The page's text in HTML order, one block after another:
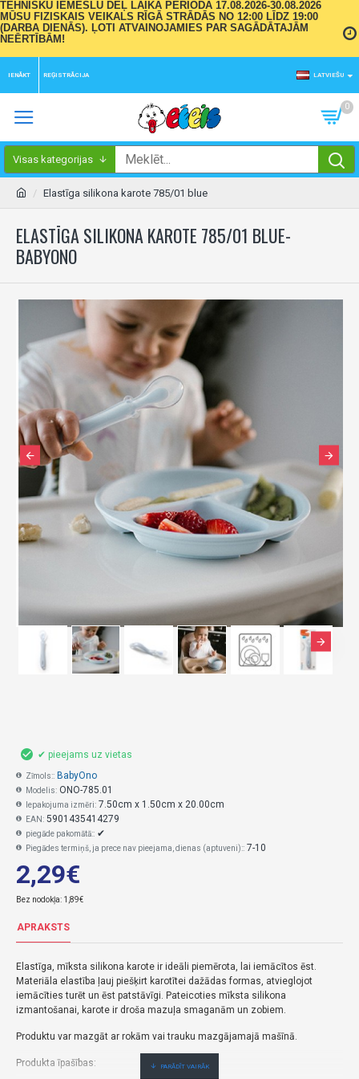
TEHNISKU IEMESLU DĒĻ LAIKA PERIODĀ 17.08.2026-30.08.2026
MŪSU FIZISKAIS VEIKALS RĪGĀ STRĀDĀS NO 12:00 LĪDZ 19:00
(DARBA DIENĀS). ĻOTI ATVAINOJAMIES PAR SAGĀDĀTAJĀM
NEĒRTĪBĀM!
IENĀKT REĢISTRĀCIJA LATVIEŠU
0
Visas kategorijas
Elastīga silikona karote 785/01 blue
ELASTĪGA SILIKONA KAROTE 785/01 BLUE-
BABYONO
2,29€
Bez nodokļa: 1,89€
✔ pieejams uz vietas
Zīmols:: BabyOno
Modelis: ONO-785.01
Iepakojuma izmēri: 7.50cm x 1.50cm x 20.00cm
EAN: 5901435414279
piegāde pakomātā:: ✔
Piegādes termiņš, ja prece nav pieejama, dienas (aptuveni):: 7-10
APRAKSTS
Elastīga, mīksta silikona karote ir ideāli piemērota, lai iemācītos ēst.
Materiāla elastība ļauj piešķirt karotītei dažādas formas, atvieglojot
iemācīties turēt un ēst patstāvīgi. Pateicoties mīksta silikona
izmantošanai, karote ir droša mazuļa smaganām un zobiem.
Produktu var mazgāt ar rokām vai trauku mazgājamajā mašīnā.
Produkta īpašības: